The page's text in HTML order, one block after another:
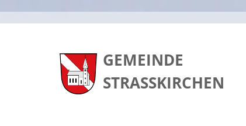
GEMEINDE
STRASSKIRCHEN